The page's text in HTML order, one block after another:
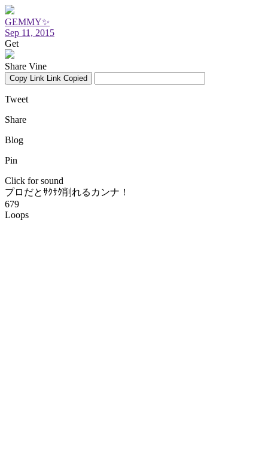
GEMMY✨
Sep 11, 2015
Get
Share Vine
Copy Link Link Copied
Tweet
Share
Blog
Pin
Click for sound
プロだとｻｸｻｸ削れるカンナ！
679
Loops